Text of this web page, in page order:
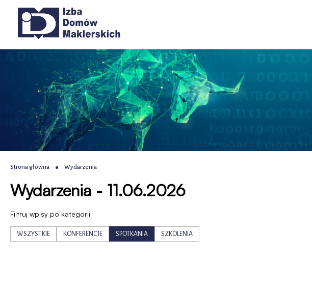
Wydarzenia
Izba
Domów
Maklerskich
Przejdź
głównego
Przejdź
Przejdź
wyszukiwania
Przejdź
nawigacja
Ścieżka
nawigacyjna
Strona główna Wydarzenia
Wydarzenia - 11.06.2026
Filtruj wpisy po kategorii
WSZYSTKIE KONFERENCJE SPOTKANIA SZKOLENIA